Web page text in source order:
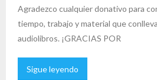
Agradezco cualquier donativo para
tiempo, trabajo y material que
audiolibros. ¡GRACIAS POR
Sigue leyendo